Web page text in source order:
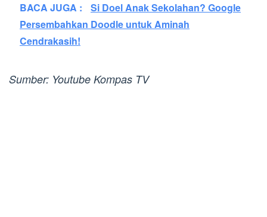
BACA JUGA :
Si Doel Anak Sekolahan? Google
Persembahkan Doodle untuk Aminah
Cendrakasih!
Sumber: Youtube Kompas TV